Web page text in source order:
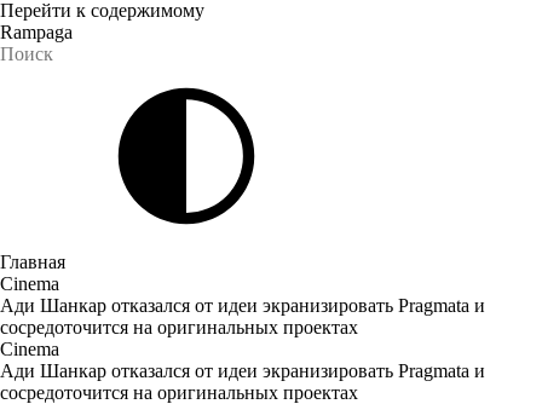
Перейти к содержимому
Rampaga
Главная
Cinema
Ади Шанкар отказался от идеи экранизировать Pragmata и
сосредоточится на оригинальных проектах
Cinema
Ади Шанкар отказался от идеи экранизировать Pragmata и
сосредоточится на оригинальных проектах